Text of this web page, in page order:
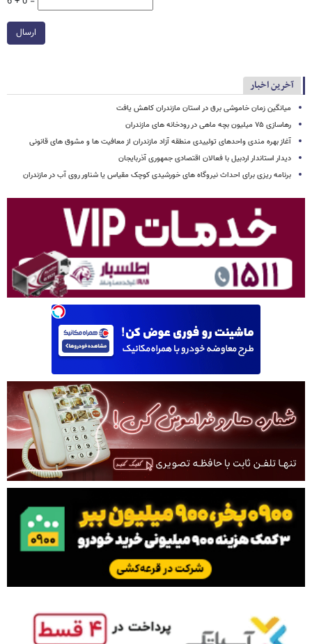
ارسال
آخرین اخبار
میانگین زمان خاموشی برق در استان مازندران کاهش یافت
رهاسازی ۷۵ میلیون بچه ماهی در رودخانه های مازندران
آغاز بهره مندی واحدهای تولییدی منطقه آزاد مازندران از معافیت ها و مشوق های قانونی
دیدار استاندار اردبیل با فعالان اقتصادی جمهوری آذربایجان
برنامه ریزی برای احداث نیروگاه های خورشیدی کوچک مقیاس یا شناور روی آب در مازندران